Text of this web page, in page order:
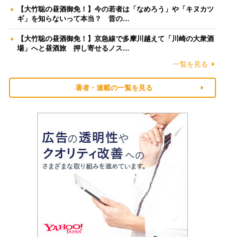
【大竹聡の昼酒御免！】今の若者は「なめろう」や「キヌカツ
ギ」を知らないって本当？ 昔の…
【大竹聡の昼酒御免！】京急線で多摩川越えて「川崎の大衆酒
場」へと昼酒旅 押し寄せるノス…
一覧を見る
著者・連載の一覧を見る